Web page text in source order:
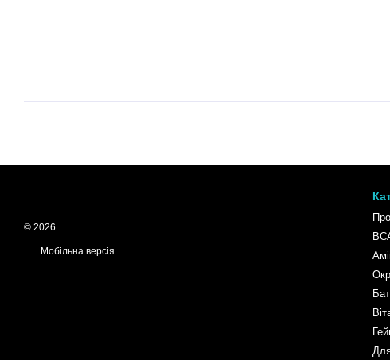
© 2026
Мобільна версія